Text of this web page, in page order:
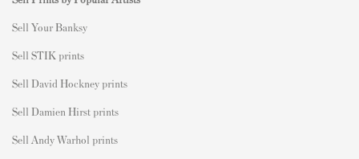
Sell Your Banksy
Sell STIK prints
Sell David Hockney prints
Sell Damien Hirst prints
Sell Andy Warhol prints